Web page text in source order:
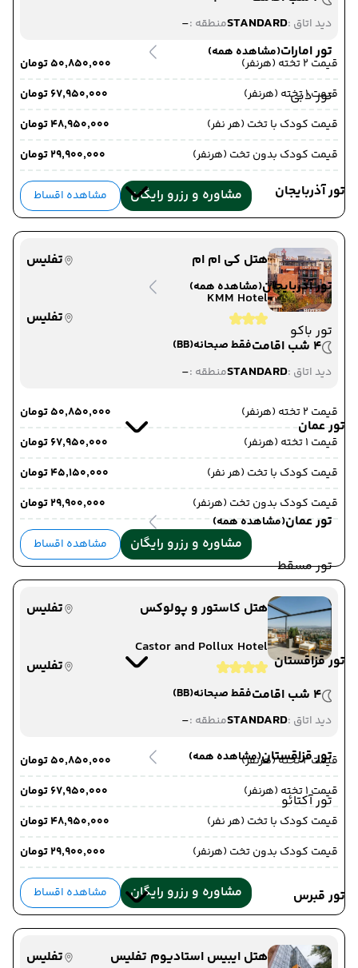
تور امارات(مشاهده همه)
تور دبی
تور آذربایجان
تور آذربایجان(مشاهده همه)
تور باکو
تور عمان
تور عمان(مشاهده همه)
تور مسقط
تور قزاقستان
تور قزاقستان(مشاهده همه)
تور آکتائو
تور قبرس
دید اتاق :STANDARDمنطقه :-
قیمت 2 تخته (هرنفر)
۵۰٬۸۵۰٬۰۰۰ تومان
قیمت 1 تخته (هرنفر)
۶۷٬۹۵۰٬۰۰۰ تومان
قیمت کودک با تخت (هر نفر)
۴۸٬۹۵۰٬۰۰۰ تومان
قیمت کودک بدون تخت (هرنفر)
۲۹٬۹۰۰٬۰۰۰ تومان
مشاوره و رزرو رایگان مشاهده اقساط
هتل کی ام ام
تفلیس
KMM Hotel
تفلیس
4 شب اقامت
فقط صبحانه(BB)
دید اتاق :STANDARDمنطقه :-
قیمت 2 تخته (هرنفر)
۵۰٬۸۵۰٬۰۰۰ تومان
قیمت 1 تخته (هرنفر)
۶۷٬۹۵۰٬۰۰۰ تومان
قیمت کودک با تخت (هر نفر)
۴۵٬۱۵۰٬۰۰۰ تومان
قیمت کودک بدون تخت (هرنفر)
۲۹٬۹۰۰٬۰۰۰ تومان
مشاوره و رزرو رایگان مشاهده اقساط
هتل کاستور و پولوکس
تفلیس
Castor and Pollux Hotel
تفلیس
4 شب اقامت
فقط صبحانه(BB)
دید اتاق :STANDARDمنطقه :-
قیمت 2 تخته (هرنفر)
۵۰٬۸۵۰٬۰۰۰ تومان
قیمت 1 تخته (هرنفر)
۶۷٬۹۵۰٬۰۰۰ تومان
قیمت کودک با تخت (هر نفر)
۴۸٬۹۵۰٬۰۰۰ تومان
قیمت کودک بدون تخت (هرنفر)
۲۹٬۹۰۰٬۰۰۰ تومان
مشاوره و رزرو رایگان مشاهده اقساط
هتل ایبیس استادیوم تفلیس
تفلیس